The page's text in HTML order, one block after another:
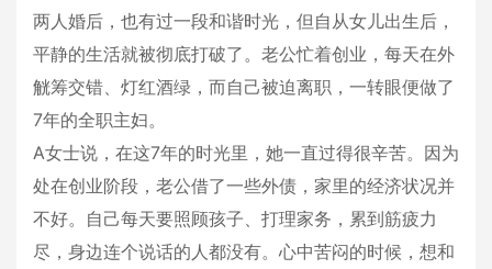
两人婚后，也有过一段和谐时光，但自从女儿出生后，
平静的生活就被彻底打破了。老公忙着创业，每天在外
觥筹交错、灯红酒绿，而自己被迫离职，一转眼便做了
7年的全职主妇。
A女士说，在这7年的时光里，她一直过得很辛苦。因为
处在创业阶段，老公借了一些外债，家里的经济状况并
不好。自己每天要照顾孩子、打理家务，累到筋疲力
尽，身边连个说话的人都没有。心中苦闷的时候，想和